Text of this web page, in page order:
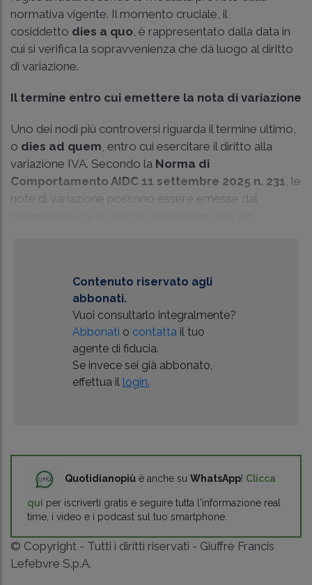
normativa vigente. Il momento cruciale, il
cosiddetto dies a quo, è rappresentato dalla data in
cui si verifica la sopravvenienza che dà luogo al diritto
di variazione.
Il termine entro cui emettere la nota di variazione
Uno dei nodi più controversi riguarda il termine ultimo,
o dies ad quem, entro cui esercitare il diritto alla
variazione IVA. Secondo la Norma di
Comportamento AIDC 11 settembre 2025 n. 231, le
note di variazione possono essere emesse dal
Contenuto riservato agli
abbonati.
Vuoi consultarlo integralmente?
Abbonati o contattail tuo
agente di fiducia.
Se invece sei già abbonato,
effettua il login.
Quotidianopiù è anche su WhatsApp! Clicca
qui per iscriverti gratis e seguire tutta l'informazione real
time, i video e i podcast sul tuo smartphone.
© Copyright - Tutti i diritti riservati - Giuffrè Francis
Lefebvre S.p.A.